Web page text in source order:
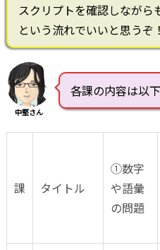
スクリプトを確認しながら
という流れでいいと思うぞ
中堅さん
各課の内容は以
課 タイトル
①数字
や語彙
の問題